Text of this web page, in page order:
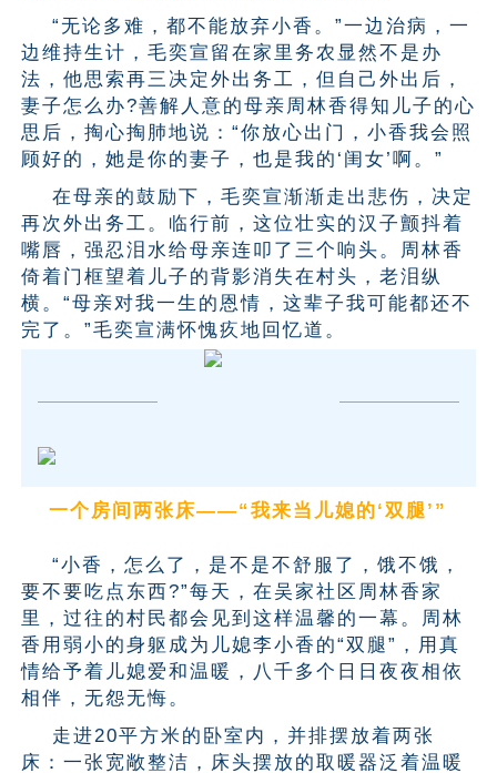
“无论多难，都不能放弃小香。”一边治病，一
边维持生计，毛奕宣留在家里务农显然不是办
法，他思索再三决定外出务工，但自己外出后，
妻子怎么办?善解人意的母亲周林香得知儿子的心
思后，掏心掏肺地说：“你放心出门，小香我会照
顾好的，她是你的妻子，也是我的‘闺女’啊。”
在母亲的鼓励下，毛奕宣渐渐走出悲伤，决定
再次外出务工。临行前，这位壮实的汉子颤抖着
嘴唇，强忍泪水给母亲连叩了三个响头。周林香
倚着门框望着儿子的背影消失在村头，老泪纵
横。“母亲对我一生的恩情，这辈子我可能都还不
完了。”毛奕宣满怀愧疚地回忆道。
一个房间两张床——“我来当儿媳的‘双腿’”
“小香，怎么了，是不是不舒服了，饿不饿，
要不要吃点东西?”每天，在吴家社区周林香家
里，过往的村民都会见到这样温馨的一幕。周林
香用弱小的身躯成为儿媳李小香的“双腿”，用真
情给予着儿媳爱和温暖，八千多个日日夜夜相依
相伴，无怨无悔。
走进20平方米的卧室内，并排摆放着两张
床：一张宽敞整洁，床头摆放的取暖器泛着温暖